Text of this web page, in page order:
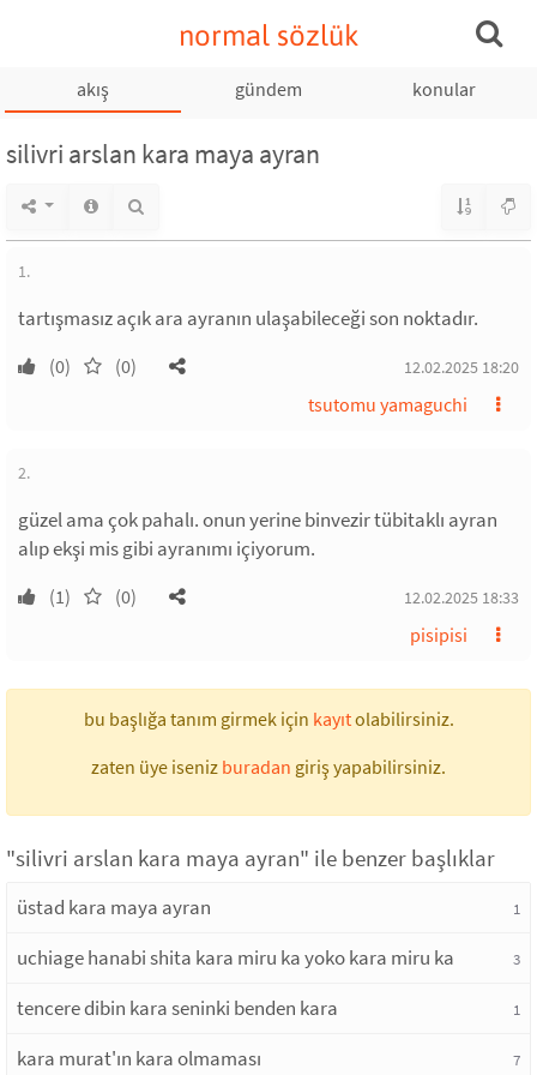
normal sözlük
akış gündem konular
silivri arslan kara maya ayran
1.
tartışmasız açık ara ayranın ulaşabileceği son noktadır.
(0) (0) 12.02.2025 18:20
tsutomu yamaguchi
2.
güzel ama çok pahalı. onun yerine binvezir tübitaklı ayran
alıp ekşi mis gibi ayranımı içiyorum.
(1) (0) 12.02.2025 18:33
pisipisi
bu başlığa tanım girmek için kayıtolabilirsiniz.
zaten üye iseniz buradan giriş yapabilirsiniz.
"silivri arslan kara maya ayran" ile benzer başlıklar
üstad kara maya ayran 1
uchiage hanabi shita kara miru ka yoko kara miru ka 3
tencere dibin kara seninki benden kara 1
kara murat'ın kara olmaması 7